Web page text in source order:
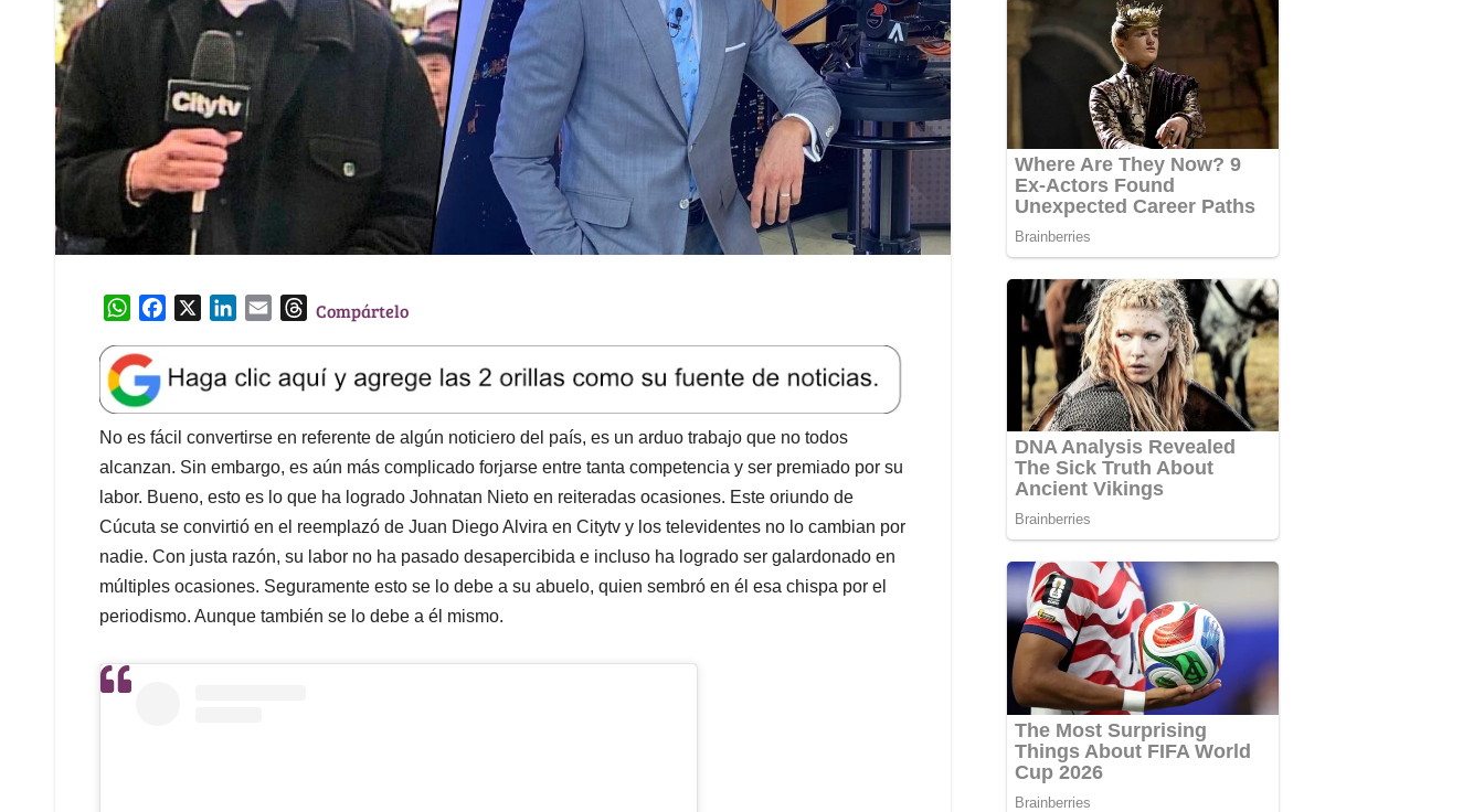
W
a
t
s
A
p
p
e
b
o
o
k
k
e
d
I
n
l
T
e
a
d
s
Compártelo
No es fácil convertirse en referente de algún noticiero del país, es un arduo trabajo que no todos
alcanzan. Sin embargo, es aún más complicado forjarse entre tanta competencia y ser premiado por su
labor. Bueno, esto es lo que ha logrado Johnatan Nieto en reiteradas ocasiones. Este oriundo de
Cúcuta se convirtió en el reemplazó de Juan Diego Alvira en Citytv y los televidentes no lo cambian por
nadie. Con justa razón, su labor no ha pasado desapercibida e incluso ha logrado ser galardonado en
múltiples ocasiones. Seguramente esto se lo debe a su abuelo, quien sembró en él esa chispa por el
periodismo. Aunque también se lo debe a él mismo.